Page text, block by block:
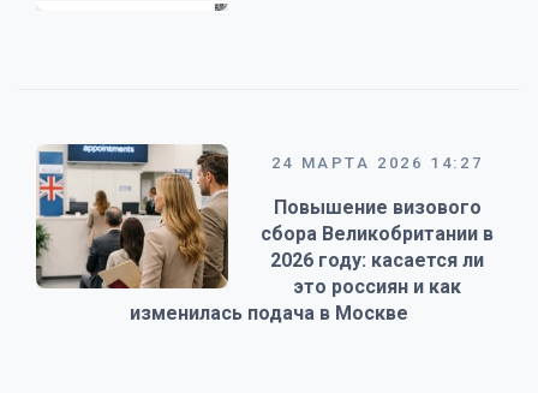
24 МАРТА 2026 14:27
Повышение визового
сбора Великобритании в
2026 году: касается ли
это россиян и как
изменилась подача в Москве